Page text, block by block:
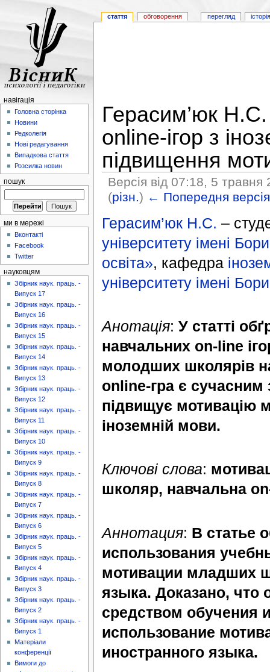
Герасим’юк
online-ігор з
підвищення
Версія від 07:18, 5
(різн.) ← Попередня версія
Герасим’юк Н.С. –
університету імені
освіта», кафедра
університету імені
Анотація: У статті
навчальних on-line
молодших школярів
online-гра є сучасним
підвищує мотивацію
іноземній мови.
Ключові слова:
школяр, навчальна
Аннотация: В статье
использования
мотивации младших
языка. Доказано,
средством обучения
использование
иностранного языка.
стаття обговорення перегляд
навігація
Головна сторінка
Новини
Редколегія
Нові редагування
Випадкова стаття
Розсилка новин
пошук
ми в мережі
Вконтакті
Facebook
Twitter
науковцям
Збірник наук. праць. -
Випуск 17
Збірник наук. праць. -
Випуск 16
Збірник наук. праць. -
Випуск 15
Збірник наук. праць. -
Випуск 14
Збірник наук. праць. -
Випуск 13
Збірник наук. праць. -
Випуск 12
Збірник наук. праць. -
Випуск 11
Збірник наук. праць. -
Випуск 10
Збірник наук. праць. -
Випуск 9
Збірник наук. праць. -
Випуск 8
Збірник наук. праць. -
Випуск 7
Збірник наук. праць. -
Випуск 6
Збірник наук. праць. -
Випуск 5
Збірник наук. праць. -
Випуск 4
Збірник наук. праць. -
Випуск 3
Збірник наук. праць. -
Випуск 2
Збірник наук. праць. -
Випуск 1
Матеріали
конференції
Вимоги до